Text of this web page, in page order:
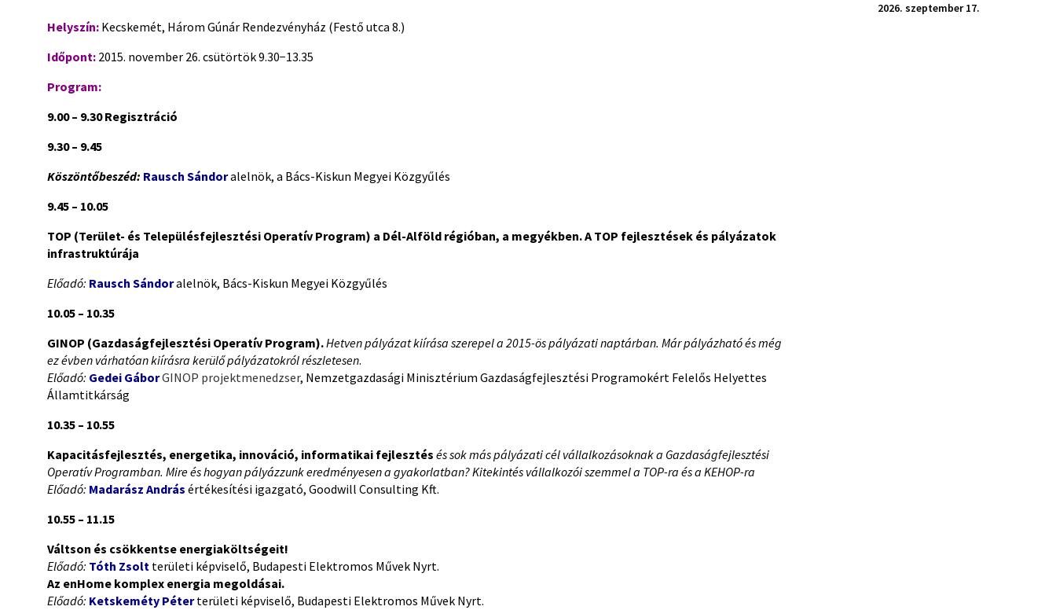
Helyszín: Kecskemét, Három Gúnár Rendezvényház (Festő utca 8.)
Időpont: 2015. november 26. csütörtök 9.30−13.35
Program:
9.00 – 9.30 Regisztráció
9.30 – 9.45
Köszöntőbeszéd: Rausch Sándoralelnök, a Bács-Kiskun Megyei Közgyűlés
9.45 – 10.05
TOP (Terület- és Településfejlesztési Operatív Program) a Dél-Alföld régióban, a megyékben. A TOP fejlesztések és pályázatok
infrastruktúrája
Előadó: Rausch Sándoralelnök, Bács-Kiskun Megyei Közgyűlés
10.05 – 10.35
GINOP (Gazdaságfejlesztési Operatív Program).Hetven pályázat kiírása szerepel a 2015-ös pályázati naptárban. Már pályázható és még
ez évben várhatóan kiírásra kerülő pályázatokról részletesen.
Előadó: Gedei GáborGINOP projektmenedzser, Nemzetgazdasági Minisztérium Gazdaságfejlesztési Programokért Felelős Helyettes
Államtitkárság
10.35 – 10.55
Kapacitásfejlesztés, energetika, innováció, informatikai fejlesztés és sok más pályázati cél vállalkozásoknak a Gazdaságfejlesztési
Operatív Programban. Mire és hogyan pályázzunk eredményesen a gyakorlatban? Kitekintés vállalkozói szemmel a TOP-ra és a KEHOP-ra
Előadó: Madarász András értékesítési igazgató, Goodwill Consulting Kft.
10.55 – 11.15
Váltson és csökkentse energiaköltségeit!
Előadó: Tóth Zsolt területi képviselő, Budapesti Elektromos Művek Nyrt.
Az enHome komplex energia megoldásai.
Előadó: Ketskeméty Péterterületi képviselő, Budapesti Elektromos Művek Nyrt.
2026. szeptember 17.